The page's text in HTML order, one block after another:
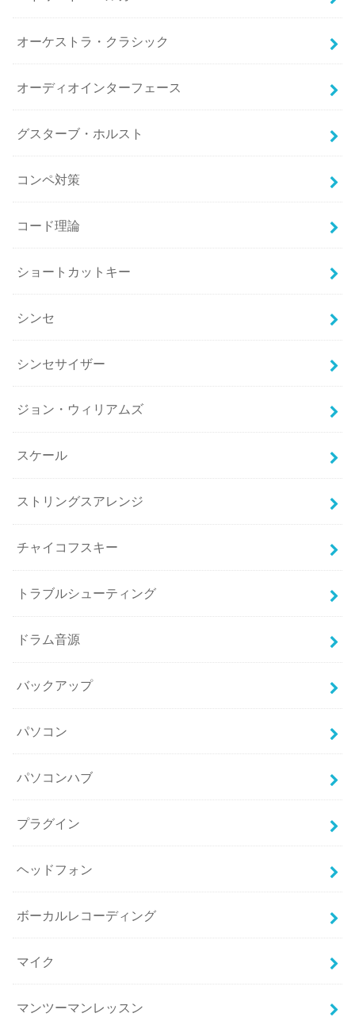
オーケストラ・クラシック
オーディオインターフェース
グスターブ・ホルスト
コンペ対策
コード理論
ショートカットキー
シンセ
シンセサイザー
ジョン・ウィリアムズ
スケール
ストリングスアレンジ
チャイコフスキー
トラブルシューティング
ドラム音源
バックアップ
パソコン
パソコンハブ
プラグイン
ヘッドフォン
ボーカルレコーディング
マイク
マンツーマンレッスン